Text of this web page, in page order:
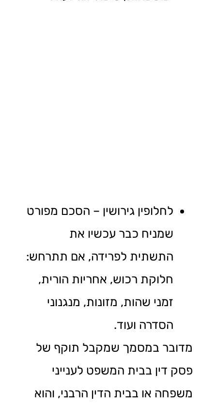
לחלופין גירושין – הסכם מפורט
שמניח כבר עכשיו את
התשתית לפרידה, אם תתרחש:
חלוקת רכוש, אחריות הורית,
זמני שהות, מזונות, מנגנוני
הסדרה ועוד.
מדובר במסמך שמקבל תוקף של
פסק דין בבית המשפט לענייני
משפחה או בבית הדין הרבני, והוא